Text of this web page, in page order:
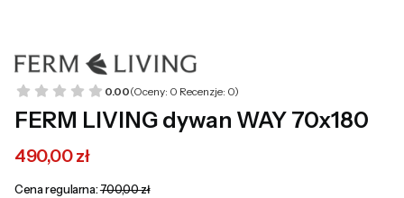
0.00(Oceny: 0 Recenzje: 0)
FERM LIVING dywan WAY 70x180
490,00 zł
Cena regularna:700,00 zł